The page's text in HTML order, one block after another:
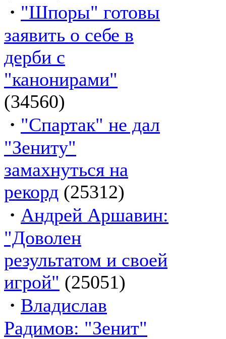
· "Шпоры" готовы
заявить о себе в
дерби с
"канонирами"
(34560)
· "Спартак" не дал
"Зениту"
замахнуться на
рекорд (25312)
· Андрей Аршавин:
"Доволен
результатом и своей
игрой" (25051)
· Владислав
Радимов: "Зенит"